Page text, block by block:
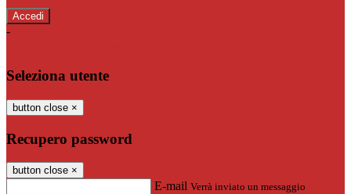
-
Seleziona utente
button close ×
Recupero password
button close ×
E-mail Verrà inviato un messaggio